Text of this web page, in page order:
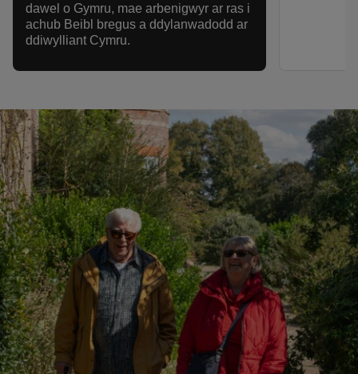
dawel o Gymru, mae arbenigwyr ar ras i
achub Beibl bregus a ddylanwadodd ar
ddiwylliant Cymru.